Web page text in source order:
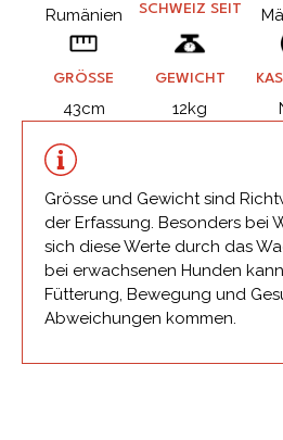
Rumänien
SCHWEIZ SEIT
GRÖSSE
43cm
GEWICHT
12kg
Grösse und Gewicht sind
der Erfassung. Besonders bei
sich diese Werte durch das
bei erwachsenen Hunden
Fütterung, Bewegung und
Abweichungen kommen.